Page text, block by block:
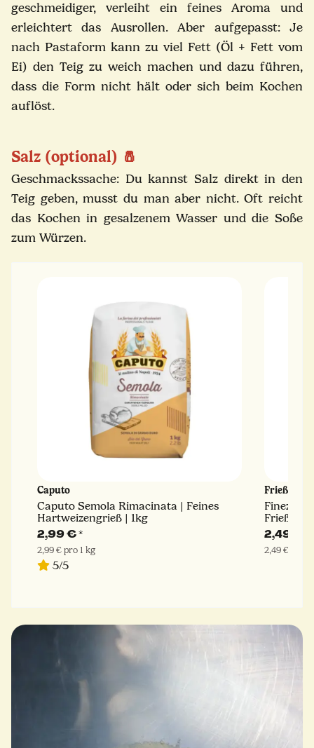
geschmeidiger, verleiht ein feines Aroma und
erleichtert das Ausrollen. Aber aufgepasst: Je
nach Pastaform kann zu viel Fett (Öl + Fett vom
Ei) den Teig zu weich machen und dazu führen,
dass die Form nicht hält oder sich beim Kochen
auflöst.
Salz (optional) 🧂
Geschmackssache: Du kannst Salz direkt in den
Teig geben, musst du man aber nicht. Oft reicht
das Kochen in gesalzenem Wasser und die Soße
zum Würzen.
Caputo
Caputo Semola Rimacinata | Feines
Hartweizengrieß | 1kg
2,99 €*
2,99 € pro 1 kg
5/5
Finezza |
2,49 €
2,49 € pro 1